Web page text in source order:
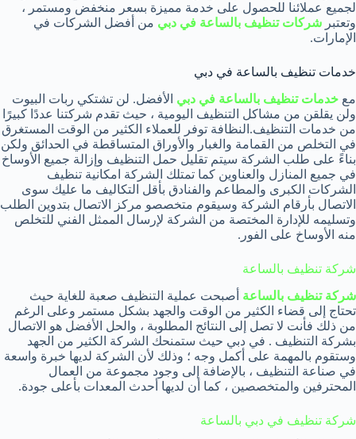
لجميع عملائنا للحصول على خدمة مميزة بسعر منخفض ومستمر ،
وتعتبر شركات تنظيف بالساعة في دبي من أفضل الشركات في
الإمارات.
خدمات تنظيف بالساعة في دبي
مع خدمات تنظيف بالساعة في دبي الأفضل. لن تشتكي ربات البيوت
ولن يقلقن من مشاكل التنظيف اليومية ، حيث تقدم شركتنا عددًا كبيرًا
من خدمات التنظيف.النظافة توفر للعملاء الكثير من الوقت المستغرق
في التخلص من القمامة والغبار والأوراق المتساقطة في الحدائق ولكن
بناءً على طلب الشركة سيتم تقليل حمل التنظيف وإزالة جميع الأوساخ
في جميع المنازل والعناوين كما تمتلك الشركة امكانية تنظيف
الشركات الكبرى والمطاعم والفنادق بأقل التكاليف ما عليك سوى
الاتصال بأرقام الشركة وسيقوم متخصصو مركز الاتصال بتدوين الطلب
وتسليمه للإدارة المختصة من الشركة لإرسال الممثل الفني للتخلص
منه الأوساخ على الفور.
شركة تنظيف بالساعة
شركة تنظيف بالساعة أصبحت عملية التنظيف صعبة للغاية حيث
تحتاج إلى قضاء الكثير من الوقت والجهد بشكل مستمر وعلى الرغم
من ذلك فأنت لا تصل إلى النتائج المطلوبة ، والحل الأفضل هو الاتصال
بشركة التنظيف . في دبي حيث ستمنحك الشركة الكثير من الجهد
وستقوم بالمهمة على أكمل وجه ؛ وذلك لأن الشركة لديها خبرة واسعة
في صناعة التنظيف ، بالإضافة إلى وجود مجموعة من العمال
المحترفين والمتخصصين ، كما أن لديها أحدث المعدات بأعلى جودة.
شركة تنظيف في دبي بالساعة